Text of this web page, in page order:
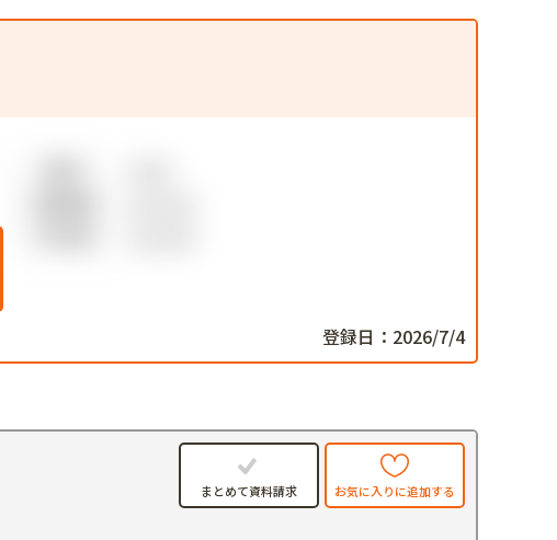
登録日：2026/7/4
まとめて資料請求 お気に入りに追加する